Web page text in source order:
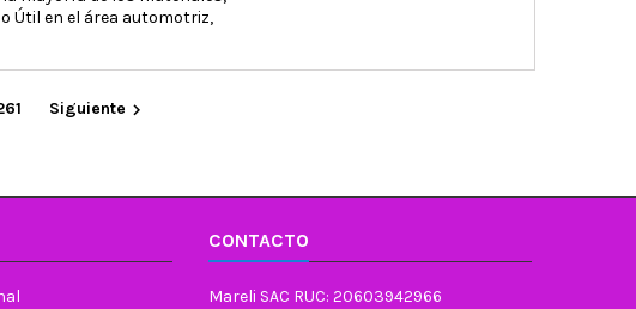
Útil en el área automotriz,
Siguiente 
CONTACTO
Mareli SAC RUC: 20603942966